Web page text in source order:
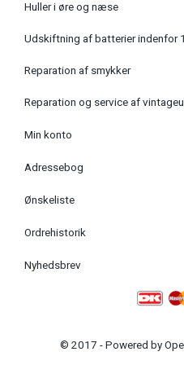
Huller i øre og næse
Udskiftning af batterier indenfor
Reparation af smykker
Reparation og service af
Min konto
Adressebog
Ønskeliste
Ordrehistorik
Nyhedsbrev
© 2017 - Powered by